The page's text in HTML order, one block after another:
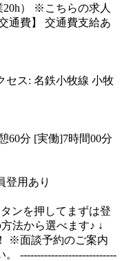
20h） ※こちらの求人
通費】 交通費支給あ
セス: 名鉄小牧線 小牧
60分 [実働]7時間00分
登用あり
ンを押してまずは登
法から選べます♪ ↓
※面談予約のご案内
----------------------------